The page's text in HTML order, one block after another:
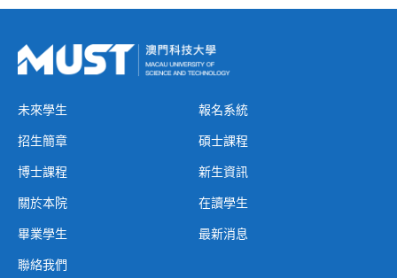
未來學生 報名系統
招生簡章 碩士課程
博士課程 新生資訊
關於本院 在讀學生
畢業學生 最新消息
聯絡我們